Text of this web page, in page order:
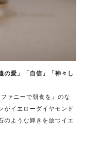
の愛」「自信」「神々し
ァニーで朝食を』のな
がイエローダイヤモンド
のような輝きを放つイエ